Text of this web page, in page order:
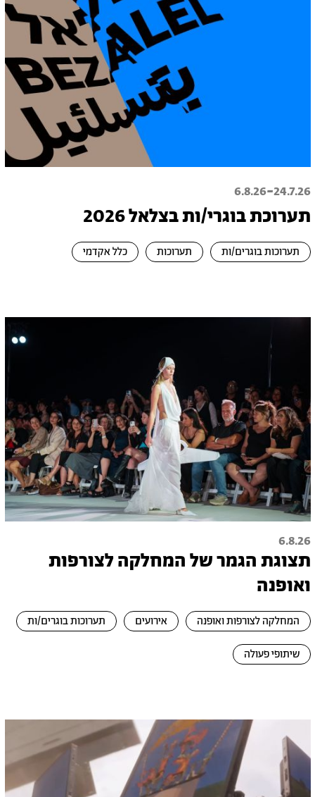
24.7.26
-
6.8.26
תערוכת בוגרי/ות בצלאל 2026
תערוכות בוגרים/ות תערוכות כלל אקדמי
6.8.26
תצוגת הגמר של המחלקה לצורפות
ואופנה
המחלקה לצורפות ואופנה אירועים תערוכות בוגרים/ות
שיתופי פעולה